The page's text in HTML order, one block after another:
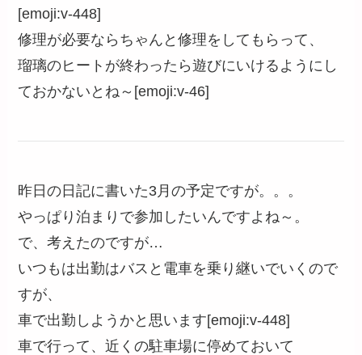
[emoji:v-448]
修理が必要ならちゃんと修理をしてもらって、
瑠璃のヒートが終わったら遊びにいけるようにし
ておかないとね～[emoji:v-46]
昨日の日記に書いた3月の予定ですが。。。
やっぱり泊まりで参加したいんですよね～。
で、考えたのですが…
いつもは出勤はバスと電車を乗り継いでいくので
すが、
車で出勤しようかと思います[emoji:v-448]
車で行って、近くの駐車場に停めておいて